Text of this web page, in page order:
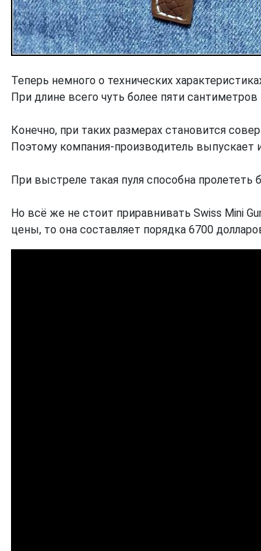
Теперь немного о технических
При длине всего чуть более пяти
Конечно, при таких размерах становится
Поэтому компания-производитель
При выстреле такая пуля способна
Но всё же не стоит приравнивать Swiss Mini
цены, то она составляет порядка 6700